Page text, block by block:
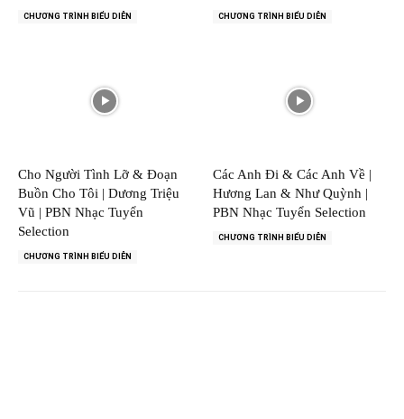
CHƯƠNG TRÌNH BIỂU DIỄN CHƯƠNG TRÌNH BIỂU DIỄN
Cho Người Tình Lỡ & Đoạn
Buồn Cho Tôi | Dương Triệu
Vũ | PBN Nhạc Tuyển
Selection
CHƯƠNG TRÌNH BIỂU DIỄN
Các Anh Đi & Các Anh Về |
Hương Lan & Như Quỳnh |
PBN Nhạc Tuyển Selection
CHƯƠNG TRÌNH BIỂU DIỄN